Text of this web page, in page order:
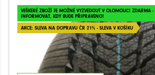
VEŠKERÉ ZBOŽÍ JE MOŽNÉ VYZVEDOUT V OLOMOUCI ZDARMA -
INFORMOVAT, KDY BUDE PŘIPRAVENO!
AKCE: SLEVA NA DOPRAVU ČR 21% - SLEVA V KOŠÍKU